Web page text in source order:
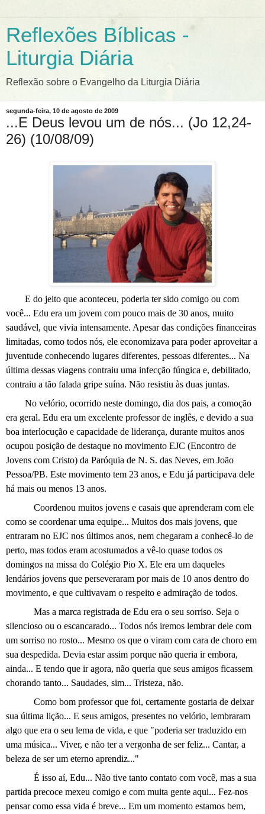
Reflexões Bíblicas -
Liturgia Diária
Reflexão sobre o Evangelho da Liturgia Diária
segunda-feira, 10 de agosto de 2009
...E Deus levou um de nós... (Jo 12,24-
26) (10/08/09)
E do jeito que aconteceu, poderia ter sido comigo ou com
você... Edu era um jovem com pouco mais de 30 anos, muito
saudável, que vivia intensamente. Apesar das condições financeiras
limitadas, como todos nós, ele economizava para poder aproveitar a
juventude conhecendo lugares diferentes, pessoas diferentes... Na
última dessas viagens contraiu uma infecção fúngica e, debilitado,
contraiu a tão falada gripe suína. Não resistiu às duas juntas.
No velório, ocorrido neste domingo, dia dos pais, a comoção
era geral. Edu era um excelente professor de inglês, e devido a sua
boa interlocução e capacidade de liderança, durante muitos anos
ocupou posição de destaque no movimento EJC (Encontro de
Jovens com Cristo) da Paróquia de N. S. das Neves, em João
Pessoa/PB. Este movimento tem 23 anos, e Edu já participava dele
há mais ou menos 13 anos.
Coordenou muitos jovens e casais que aprenderam com ele
como se coordenar uma equipe... Muitos dos mais jovens, que
entraram no EJC nos últimos anos, nem chegaram a conhecê-lo de
perto, mas todos eram acostumados a vê-lo quase todos os
domingos na missa do Colégio Pio X. Ele era um daqueles
lendários jovens que perseveraram por mais de 10 anos dentro do
movimento, e que cultivavam o respeito e admiração de todos.
Mas a marca registrada de Edu era o seu sorriso. Seja o
silencioso ou o escancarado... Todos nós iremos lembrar dele com
um sorriso no rosto... Mesmo os que o viram com cara de choro em
sua despedida. Devia estar assim porque não queria ir embora,
ainda... E tendo que ir agora, não queria que seus amigos ficassem
chorando tanto... Saudades, sim... Tristeza, não.
Como bom professor que foi, certamente gostaria de deixar
sua última lição... E seus amigos, presentes no velório, lembraram
algo que era o seu lema de vida, e que "poderia ser traduzido em
uma música... Viver, e não ter a vergonha de ser feliz... Cantar, a
beleza de ser um eterno aprendiz..."
É isso aí, Edu... Não tive tanto contato com você, mas a sua
partida precoce mexeu comigo e com muita gente aqui... Fez-nos
pensar como essa vida é breve... Em um momento estamos bem,